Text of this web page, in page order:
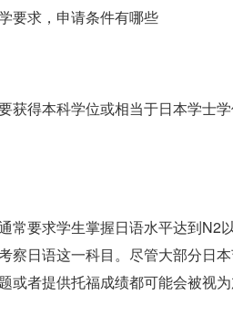
要求，申请条件有哪些
获得本科学位或相当于日本学士
常要求学生掌握日语水平达到
察日语这一科目。尽管大部分日
或者提供托福成绩都可能会被视